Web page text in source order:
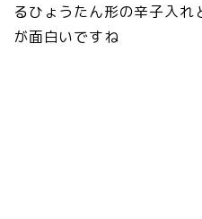
るひょうたん形の辛子入れ
が面白いですね